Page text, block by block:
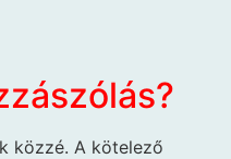
közzé. A kötelező